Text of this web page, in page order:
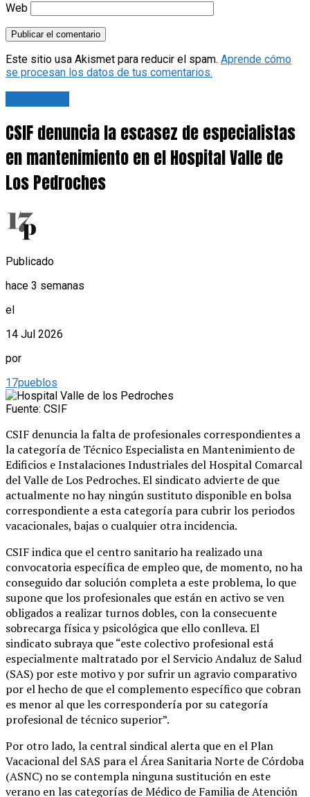
Web
Este sitio usa Akismet para reducir el spam. Aprende cómo
se procesan los datos de tus comentarios.
CSIF denuncia la escasez de especialistas
en mantenimiento en el Hospital Valle de
Los Pedroches
Publicado
hace 3 semanas
el
14 Jul 2026
por
17pueblos
Fuente: CSIF
CSIF denuncia la falta de profesionales correspondientes a
la categoría de Técnico Especialista en Mantenimiento de
Edificios e Instalaciones Industriales del Hospital Comarcal
del Valle de Los Pedroches. El sindicato advierte de que
actualmente no hay ningún sustituto disponible en bolsa
correspondiente a esta categoría para cubrir los periodos
vacacionales, bajas o cualquier otra incidencia.
CSIF indica que el centro sanitario ha realizado una
convocatoria específica de empleo que, de momento, no ha
conseguido dar solución completa a este problema, lo que
supone que los profesionales que están en activo se ven
obligados a realizar turnos dobles, con la consecuente
sobrecarga física y psicológica que ello conlleva. El
sindicato subraya que “este colectivo profesional está
especialmente maltratado por el Servicio Andaluz de Salud
(SAS) por este motivo y por sufrir un agravio comparativo
por el hecho de que el complemento específico que cobran
es menor al que les correspondería por su categoría
profesional de técnico superior”.
Por otro lado, la central sindical alerta que en el Plan
Vacacional del SAS para el Área Sanitaria Norte de Córdoba
(ASNC) no se contempla ninguna sustitución en este
verano en las categorías de Médico de Familia de Atención